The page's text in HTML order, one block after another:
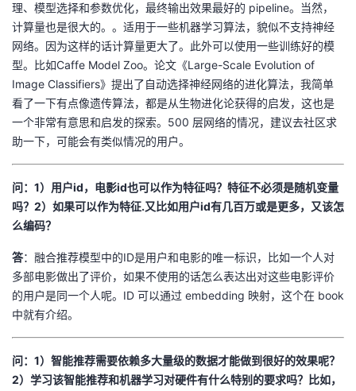
理、模型选择和参数优化，最终输出效果最好的 pipeline。当然，
计算量也是很大的。。适用于一些机器学习算法，貌似不支持神经
网络。因为这样的话计算量更大了。此外可以使用一些训练好的模
型。比如Caffe Model Zoo。论文《Large-Scale Evolution of
Image Classifiers》提出了自动选择神经网络的进化算法，我简单
看了一下有点像遗传算法，都是从生物进化论获得的启发，这也是
一个非常有意思和启发的探索。500 层网络的情况，建议去社区求
助一下，可能会有类似情况的用户。
问：1）用户id，电影id也可以作为特征吗？特征不必须是随机变量
吗？2）如果可以作为特征.又比如用户id有几百万或是更多，又该怎
么编码？
答：融合推荐模型中的ID是用户和电影的唯一标识，比如一个人对
多部电影做出了评价，如果不使用的话怎么表达出对这些电影评价
的用户是同一个人呢。ID 可以通过 embedding 映射，这个在 book
中就有介绍。
问：1）智能推荐需要依赖多大量级的数据才能做到很好的效果呢？
2）学习该智能推荐和机器学习对硬件有什么特别的要求吗？比如，